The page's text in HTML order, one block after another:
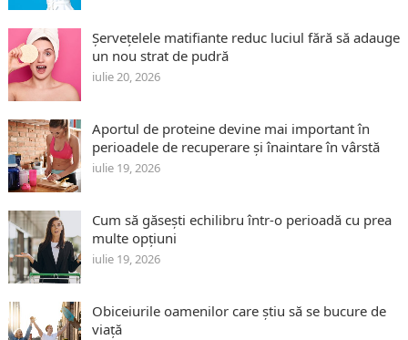
Șervețelele matifiante reduc luciul fără să adauge
un nou strat de pudră
iulie 20, 2026
Aportul de proteine devine mai important în
perioadele de recuperare și înaintare în vârstă
iulie 19, 2026
Cum să găsești echilibru într-o perioadă cu prea
multe opțiuni
iulie 19, 2026
Obiceiurile oamenilor care știu să se bucure de
viață